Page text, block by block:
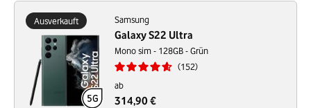
Ausverkauft Samsung
Galaxy S22 Ultra
Mono sim - 128GB - Grün
152
ab
314,90 €